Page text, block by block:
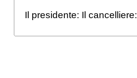
Il presidente: Il cancelliere: